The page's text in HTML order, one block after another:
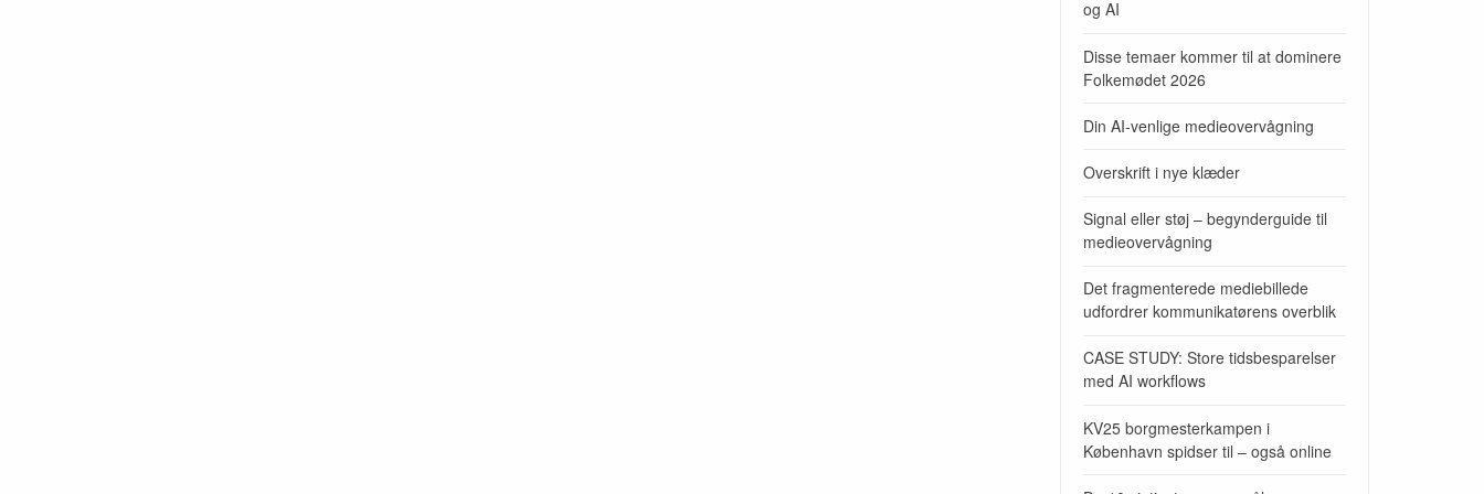
og AI
Disse temaer kommer til at dominere
Folkemødet 2026
Din AI-venlige medieovervågning
Overskrift i nye klæder
Signal eller støj – begynderguide til
medieovervågning
Det fragmenterede mediebillede
udfordrer kommunikatørens overblik
CASE STUDY: Store tidsbesparelser
med AI workflows
KV25 borgmesterkampen i
København spidser til – også online